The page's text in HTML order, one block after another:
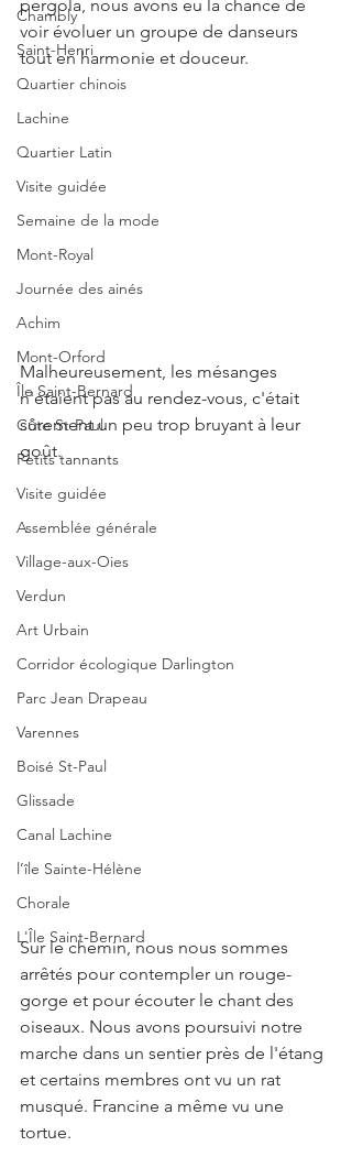
Chambly
Saint-Henri
Quartier chinois
Lachine
Quartier Latin
Visite guidée
Semaine de la mode
Mont-Royal
Journée des ainés
Achim
Mont-Orford
Île Saint-Bernard
Côte St-Paul
Petits tannants
Visite guidée
Assemblée générale
Village-aux-Oies
Verdun
Art Urbain
Corridor écologique Darlington
Parc Jean Drapeau
Varennes
Boisé St-Paul
Glissade
Canal Lachine
l’île Sainte-Hélène
Chorale
L'Île Saint-Bernard
pergola, nous avons eu la chance de
voir évoluer un groupe de danseurs
tout en harmonie et douceur.
Malheureusement, les mésanges
n'étaient pas au rendez-vous, c'était
sûrement un peu trop bruyant à leur
goût.
Sur le chemin, nous nous sommes
arrêtés pour contempler un rouge-
gorge et pour écouter le chant des
oiseaux. Nous avons poursuivi notre
marche dans un sentier près de l'étang
et certains membres ont vu un rat
musqué. Francine a même vu une
tortue.